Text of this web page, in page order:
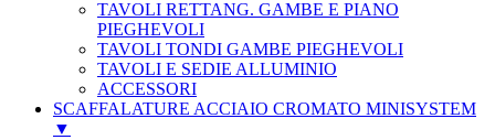
TAVOLI RETTANG. GAMBE E PIANO
PIEGHEVOLI
TAVOLI TONDI GAMBE PIEGHEVOLI
TAVOLI E SEDIE ALLUMINIO
ACCESSORI
SCAFFALATURE ACCIAIO CROMATO MINISYSTEM
▼